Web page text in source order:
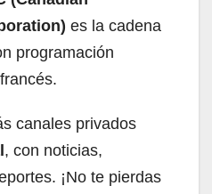
es la cadena
programación
canales privados
, con noticias,
¡No te pierdas